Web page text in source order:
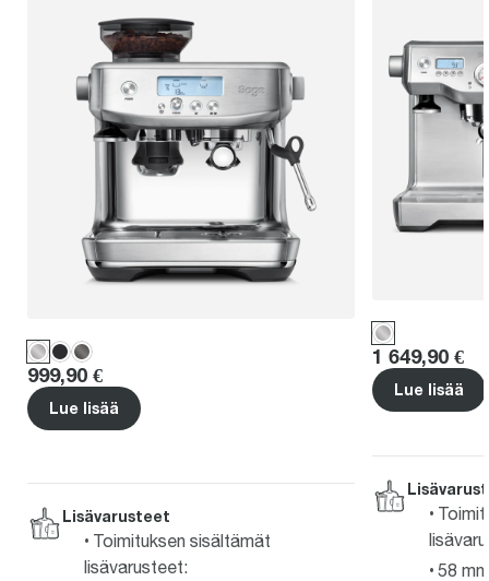
Price
999,90 €
Lue lisää
Lisävarusteet
Toimituksen sisältämät
lisävarusteet:
Price:
1 649,90 €
Lue lisää
58